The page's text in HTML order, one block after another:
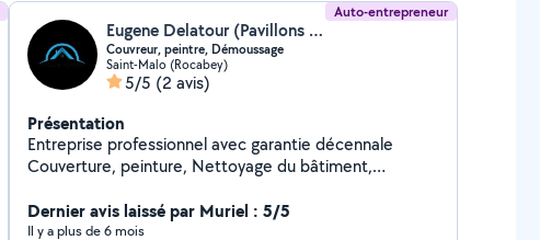
Auto-entrepreneur
Eugene Delatour (Pavillons Delatour)
Couvreur, peintre, Démoussage
Saint-Malo (Rocabey)
5/5 (2 avis)
Présentation
Entreprise professionnel avec garantie décennale
Couverture, peinture, Nettoyage du bâtiment,
Démoussage remplacement de gouttières zinc et PVC
Pose de pvc sur desous de toit. Etc
Dernier avis laissé par Muriel : 5/5
Il y a plus de 6 mois